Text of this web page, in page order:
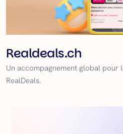
Realdeals.ch
Un accompagnement global pour
RealDeals.